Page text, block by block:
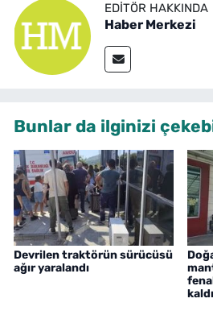
EDITÖR HAKKINDA
Haber Merkezi
Bunlar da ilginizi
Devrilen traktörün sürücüsü
ağır yaralandı